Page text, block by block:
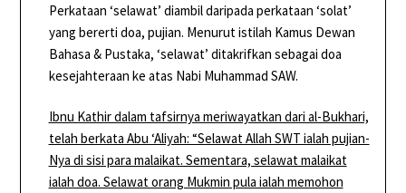
Perkataan ‘selawat’ diambil daripada perkataan ‘solat’
yang bererti doa, pujian. Menurut istilah Kamus Dewan
Bahasa & Pustaka, ‘selawat’ ditakrifkan sebagai doa
kesejahteraan ke atas Nabi Muhammad SAW.
Ibnu Kathir dalam tafsirnya meriwayatkan dari al-Bukhari,
telah berkata Abu ‘Aliyah: “Selawat Allah SWT ialah pujian-
Nya di sisi para malaikat. Sementara, selawat malaikat
ialah doa. Selawat orang Mukmin pula ialah memohon